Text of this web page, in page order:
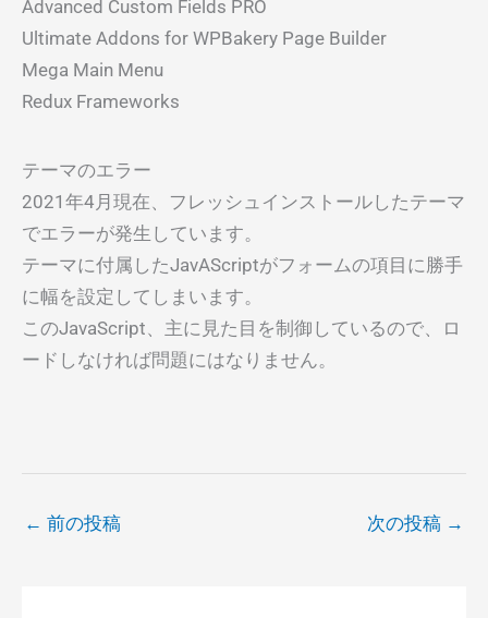
Advanced Custom Fields PRO
Ultimate Addons for WPBakery Page Builder
Mega Main Menu
Redux Frameworks
テーマのエラー
2021年4月現在、フレッシュインストールしたテーマ
でエラーが発生しています。
テーマに付属したJavAScriptがフォームの項目に勝手
に幅を設定してしまいます。
このJavaScript、主に見た目を制御しているので、ロ
ードしなければ問題にはなりません。
← 前の投稿 次の投稿 →